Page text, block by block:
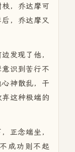
，乔达摩可
，乔达摩又
发现了他，
识到苦行不
神散乱，干
这种极端的
正念端坐，
成功则不起